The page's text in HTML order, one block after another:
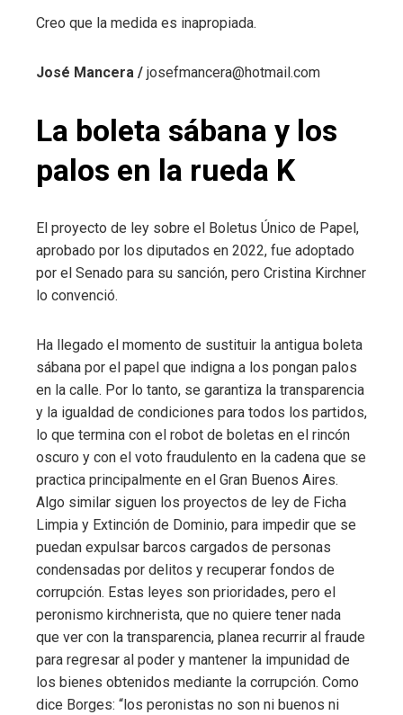
Creo que la medida es inapropiada.
José Mancera / josefmancera@hotmail.com
La boleta sábana y los
palos en la rueda K
El proyecto de ley sobre el Boletus Único de Papel,
aprobado por los diputados en 2022, fue adoptado
por el Senado para su sanción, pero Cristina Kirchner
lo convenció.
Ha llegado el momento de sustituir la antigua boleta
sábana por el papel que indigna a los pongan palos
en la calle. Por lo tanto, se garantiza la transparencia
y la igualdad de condiciones para todos los partidos,
lo que termina con el robot de boletas en el rincón
oscuro y con el voto fraudulento en la cadena que se
practica principalmente en el Gran Buenos Aires.
Algo similar siguen los proyectos de ley de Ficha
Limpia y Extinción de Dominio, para impedir que se
puedan expulsar barcos cargados de personas
condensadas por delitos y recuperar fondos de
corrupción. Estas leyes son prioridades, pero el
peronismo kirchnerista, que no quiere tener nada
que ver con la transparencia, planea recurrir al fraude
para regresar al poder y mantener la impunidad de
los bienes obtenidos mediante la corrupción. Como
dice Borges: “los peronistas no son ni buenos ni